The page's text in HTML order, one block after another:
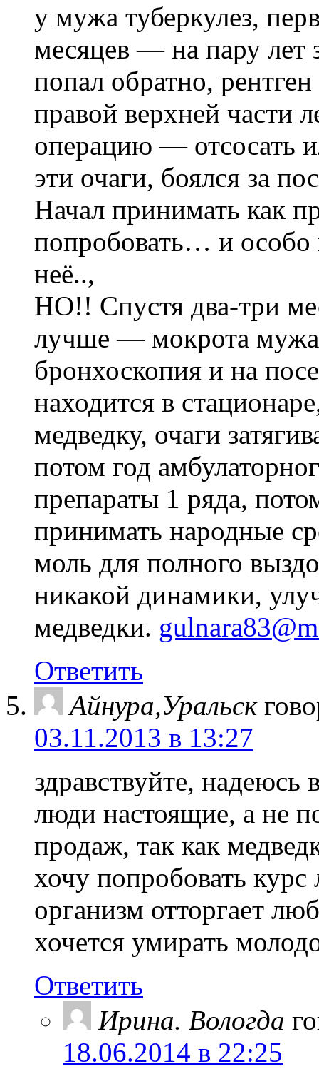
у мужа туберкулез,
месяцев — на пару лет
попал обратно,
правой верхней части
операцию — отсосать
эти очаги, боялся за
Начал принимать как
попробовать… и особо
неё..,
НО!! Спустя два-три
лучше — мокрота мужа
бронхоскопия и на
находится в
медведку, очаги
потом год
препараты 1 ряда,
принимать народные
моль для полного
никакой динамики,
медведки.
Ответить
Айнура,Уральск
03.11.2013 в 13:27
здравствуйте, надеюсь
люди настоящие, а не
продаж, так как
хочу попробовать курс
организм отторгает
хочется умирать
Ответить
Ирина. Вологда
18.06.2014 в 22:25